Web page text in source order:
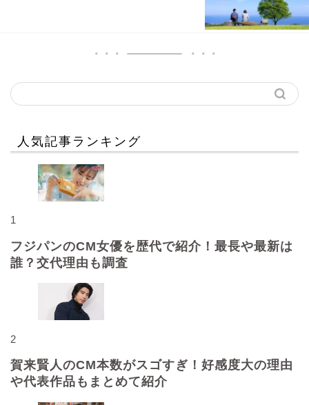
人気記事ランキング
1
フジパンのCM女優を歴代で紹介！最長や最新は
誰？交代理由も調査
2
賀来賢人のCM本数がスゴすぎ！好感度大の理由
や代表作品もまとめて紹介